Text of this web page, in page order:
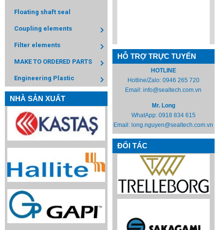
Floating shaft seal
Coupling elements
Filter elements
MAKE TO ORDERED PARTS
Engineering Plastic
NHÀ SẢN XUẤT
HỖ TRỢ TRỰC TUYẾN
HOTLINE
Hotline/Zalo: 0946 265 720
Email:info@sealtech.com.vn
Mr. Long
WhatApp: 0918 834 615
Email: long.nguyen@sealtech.com.vn
ĐỐI TÁC